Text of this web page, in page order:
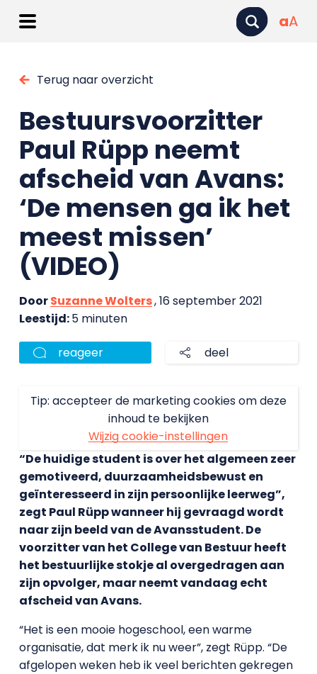
aA
Terug naar overzicht
Bestuursvoorzitter
Paul Rüpp neemt
afscheid van Avans:
‘De mensen ga ik het
meest missen’
(VIDEO)
DoorSuzanne Wolters, 16 september 2021
Leestijd:5 minuten
reageer deel
Tip: accepteer de marketing cookies om deze
inhoud te bekijken
Wijzig cookie-instellingen
“De huidige student is over het algemeen zeer
gemotiveerd, duurzaamheidsbewust en
geïnteresseerd in zijn persoonlijke leerweg”,
zegt Paul Rüpp wanneer hij gevraagd wordt
naar zijn beeld van de Avansstudent. De
voorzitter van het College van Bestuur heeft
het bestuurlijke stokje al overgedragen aan
zijn opvolger, maar neemt vandaag echt
afscheid van Avans.
“Het is een mooie hogeschool, een warme
organisatie, dat merk ik nu weer”, zegt Rüpp. “De
afgelopen weken heb ik veel berichten gekregen